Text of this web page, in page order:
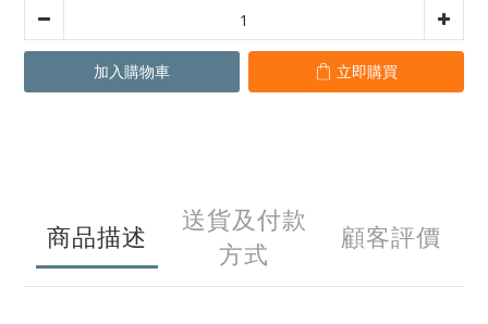
加入購物車 立即購買
商品描述
送貨及付款
方式
顧客評價